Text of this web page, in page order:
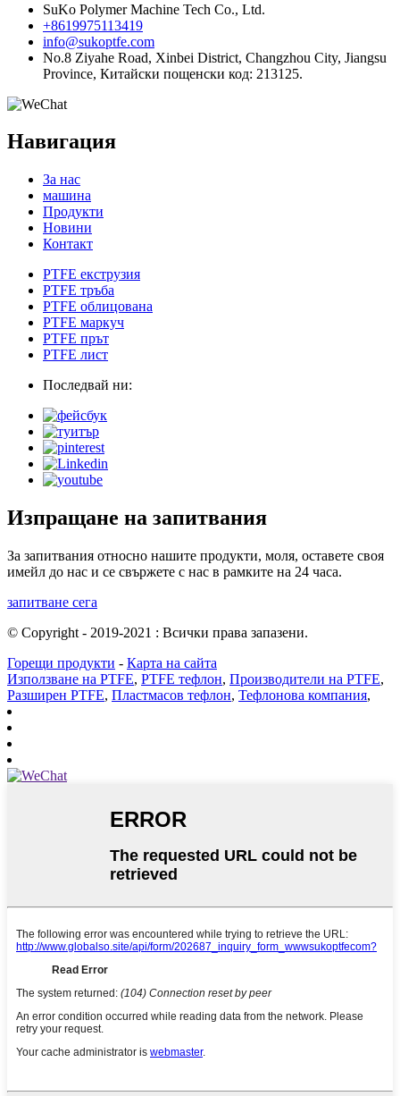
SuKo Polymer Machine Tech Co., Ltd.
+8619975113419
info@sukoptfe.com
No.8 Ziyahe Road, Xinbei District, Changzhou City, Jiangsu
Province, Китайски пощенски код: 213125.
Навигация
За нас
машина
Продукти
Новини
Контакт
PTFE екструзия
PTFE тръба
PTFE облицована
PTFE маркуч
PTFE прът
PTFE лист
Последвай ни:
Изпращане на запитвания
За запитвания относно нашите продукти, моля, оставете своя
имейл до нас и се свържете с нас в рамките на 24 часа.
запитване сега
© Copyright - 2019-2021 : Всички права запазени.
Горещи продукти - Карта на сайта
Използване на PTFE, PTFE тефлон, Производители на PTFE,
Разширен PTFE, Пластмасов тефлон, Тефлонова компания,